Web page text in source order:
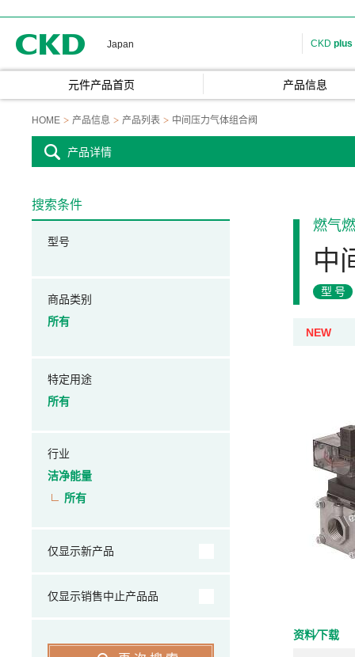
Japan CKD plus
元件产品首页 产品信息
HOME 产品信息 产品列表 中间压力气体组合阀
产品详情
燃气
中
型号
NEW
资料⁄下载
搜索条件
型号
商品类别
所有
特定用途
所有
行业
洁净能量
所有
仅显示新产品
仅显示销售中止产品品